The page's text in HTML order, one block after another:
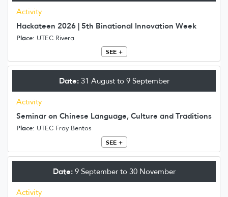
Activity
Hackateen 2026 | 5th Binational Innovation Week
Place: UTEC Rivera
SEE +
Date:31 August to 9 September
Activity
Seminar on Chinese Language, Culture and Traditions
Place: UTEC Fray Bentos
SEE +
Date:9 September to 30 November
Activity